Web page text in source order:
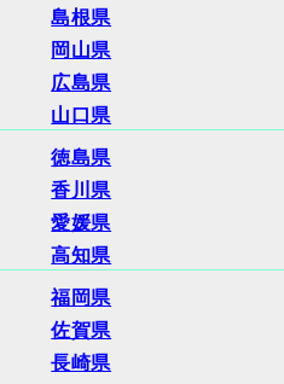
島根県
岡山県
広島県
山口県
徳島県
香川県
愛媛県
高知県
福岡県
佐賀県
長崎県